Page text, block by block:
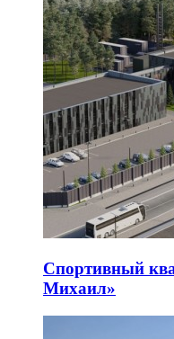
Спортивный
Михаил»